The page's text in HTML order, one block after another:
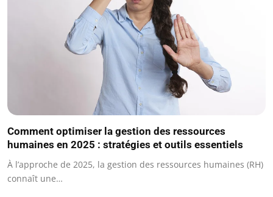
Comment optimiser la gestion des ressources
humaines en 2025 : stratégies et outils essentiels
À l’approche de 2025, la gestion des ressources humaines (RH)
connaît une…